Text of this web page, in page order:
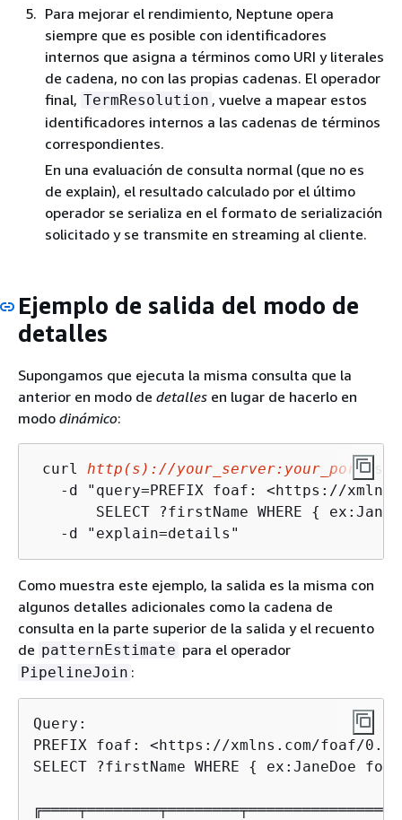
Para mejorar el rendimiento, Neptune opera
siempre que es posible con identificadores
internos que asigna a términos como URI y literales
de cadena, no con las propias cadenas. El operador
final, TermResolution , vuelve a mapear estos
identificadores internos a las cadenas de términos
correspondientes.
En una evaluación de consulta normal (que no es
de explain), el resultado calculado por el último
operador se serializa en el formato de serialización
solicitado y se transmite en streaming al cliente.
Ejemplo de salida del modo de
detalles
Supongamos que ejecuta la misma consulta que la
anterior en modo de detalles en lugar de hacerlo en
modo dinámico:
curl http(s)://your_server:your_port/
-d "query=PREFIX foaf: <https://
       SELECT ?firstName WHERE
{
   -d "explain=details"
Como muestra este ejemplo, la salida es la misma con
algunos detalles adicionales como la cadena de
consulta en la parte superior de la salida y el recuento
de patternEstimate para el operador
PipelineJoin :
Query:
PREFIX foaf: <https://xmlns.com/foaf/0.1/
SELECT ?firstName WHERE { ex:JaneDoe